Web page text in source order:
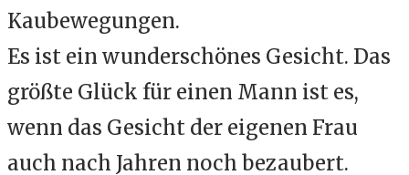
Kaubewegungen.
Es ist ein wunderschönes Gesicht. Das
größte Glück für einen Mann ist es,
wenn das Gesicht der eigenen Frau
auch nach Jahren noch bezaubert.